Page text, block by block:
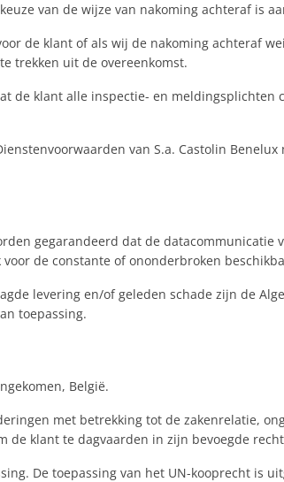
van de wijze van nakoming achteraf is
de klant of als wij de nakoming achteraf
trekken uit de overeenkomst.
de klant alle inspectie- en meldingsplichten
van S.a. Castolin
gegarandeerd dat de datacommunicatie
de constante of ononderbroken
levering en/of geleden schade zijn de
toepassing.
België.
met betrekking tot de zakenrelatie,
de klant te dagvaarden in zijn bevoegde
De toepassing van het UN-kooprecht is